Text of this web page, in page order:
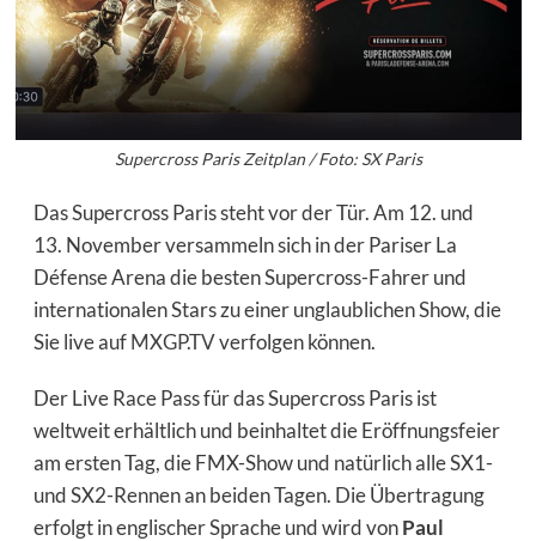
Supercross Paris Zeitplan / Foto: SX Paris
Das Supercross Paris steht vor der Tür. Am 12. und
13. November versammeln sich in der Pariser La
Défense Arena die besten Supercross-Fahrer und
internationalen Stars zu einer unglaublichen Show, die
Sie live aufMXGP.TVverfolgen können.
Der Live Race Pass für das Supercross Paris ist
weltweit erhältlich und beinhaltet die Eröffnungsfeier
am ersten Tag, die FMX-Show und natürlich alle SX1-
und SX2-Rennen an beiden Tagen. Die Übertragung
erfolgt in englischer Sprache und wird vonPaul